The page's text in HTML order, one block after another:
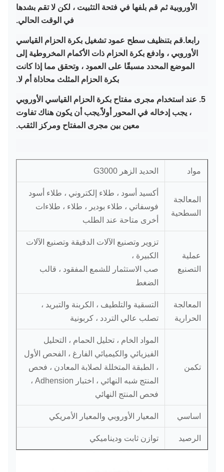
الأوروبية ثم قم بلفها في فتحة التثبيت ، لكن لا تقم بشدها
في الوقت الحالي.
رابعا.قم بتنظيف سطح عمود تشغيل بكرة الحزام القياسي
الأوروبي ، وادفع بكرة الحزام ذات الأكمام المخروطية إلى
الموضع المحدد مسبقًا على العمود ، وتحقق مما إذا كانت
بكرة الحزام المثلث محاذاة أم لا.
5. عند استخدام مجرى مفتاح بكرة الحزام القياسي الأوروبي
، يجب إدخاله في المحور أولاً.يجب أن يكون هناك تفاوت
معين بين مجرى المفتاح ومركز الثقب.
مواد الحديد الزهر G3000
المعالجة
السطحية
أكسيد أسود ، طلاء إلكتروني ، طلاء أسود
فوسفاتي ، طلاء بودير ، طلاء ، طلاءات
أخرى متاحة عند الطلب
عملية
التصنيع
تزوير وتصنيع الآلات الدقيقة وتصنيع الآلات
الكبيرة ،
صب الاستثمار للشمع المفقود ، قالب
الضغط
المعالجة
الحرارية
التسقية والتلطيف ، الكربنة والتبريد ،
تصلب عالي التردد ، كربونية
تكمن
المواد الخام ، تحليل الحمام ، التحليل
الفيزيائي والكيميائي الفارغ ، الفحص الأول
، الطبقة المتخللة لصلابة المعادن ، فحص
المنتج شبه النهائي ، اختبار Adhension ،
فحص المنتج النهائي
اساسي المعيار الأوروبي والمعيار الأمريكي
الرصيد توازن ثابت وديناميكي